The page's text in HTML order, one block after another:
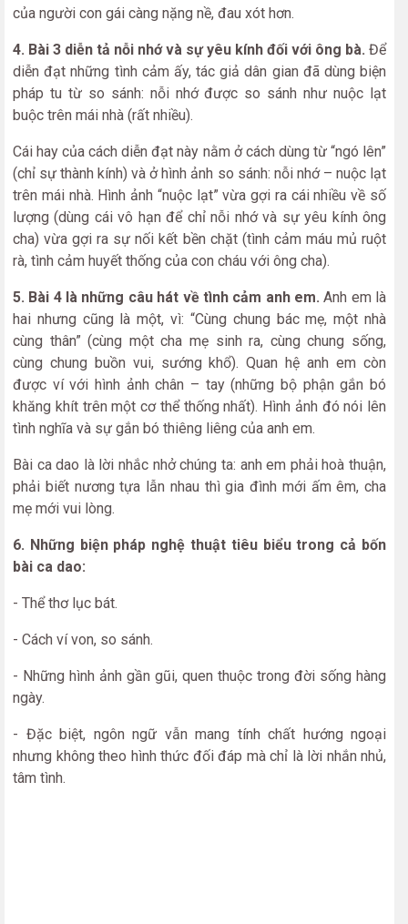
của người con gái càng nặng nề, đau xót hơn.
4. Bài 3 diễn tả nỗi nhớ và sự yêu kính đối với ông bà. Để
diễn đạt những tình cảm ấy, tác giả dân gian đã dùng biện
pháp tu từ so sánh: nỗi nhớ được so sánh như nuộc lạt
buộc trên mái nhà (rất nhiều).
Cái hay của cách diễn đạt này nằm ở cách dùng từ “ngó lên”
(chỉ sự thành kính) và ở hình ảnh so sánh: nỗi nhớ – nuộc lạt
trên mái nhà. Hình ảnh “nuộc lạt” vừa gợi ra cái nhiều về số
lượng (dùng cái vô hạn để chỉ nỗi nhớ và sự yêu kính ông
cha) vừa gợi ra sự nối kết bền chặt (tình cảm máu mủ ruột
rà, tình cảm huyết thống của con cháu với ông cha).
5. Bài 4 là những câu hát về tình cảm anh em.Anh em là
hai nhưng cũng là một, vì: “Cùng chung bác mẹ, một nhà
cùng thân” (cùng một cha mẹ sinh ra, cùng chung sống,
cùng chung buồn vui, sướng khổ). Quan hệ anh em còn
được ví với hình ảnh chân – tay (những bộ phận gắn bó
khăng khít trên một cơ thể thống nhất). Hình ảnh đó nói lên
tình nghĩa và sự gắn bó thiêng liêng của anh em.
Bài ca dao là lời nhắc nhở chúng ta: anh em phải hoà thuận,
phải biết nương tựa lẫn nhau thì gia đình mới ấm êm, cha
mẹ mới vui lòng.
6. Những biện pháp nghệ thuật tiêu biểu trong cả bốn
bài ca dao:
- Thể thơ lục bát.
- Cách ví von, so sánh.
- Những hình ảnh gần gũi, quen thuộc trong đời sống hàng
ngày.
- Đặc biệt, ngôn ngữ vẫn mang tính chất hướng ngoại
nhưng không theo hình thức đối đáp mà chỉ là lời nhắn nhủ,
tâm tình.